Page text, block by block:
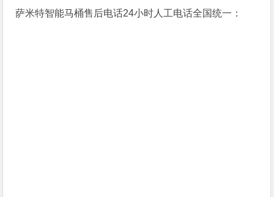
萨米特智能马桶售后电话24小时人工电话全国统一：